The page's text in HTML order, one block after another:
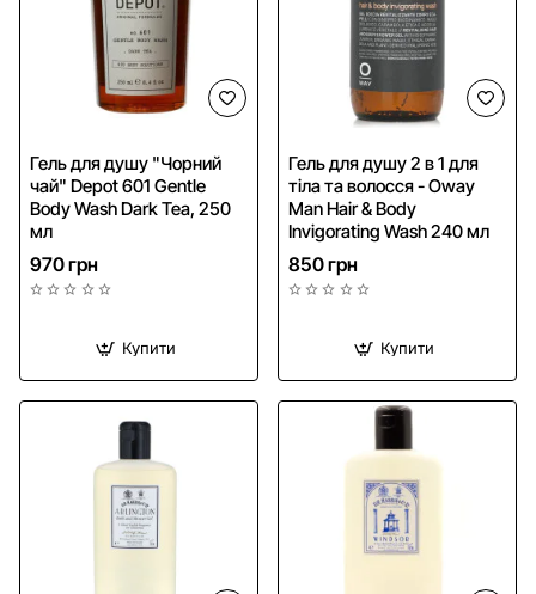
Гель для душу "Чорний
чай" Depot 601 Gentle
Body Wash Dark Tea, 250
мл
970 грн
Купити
Гель для душу 2 в 1 для
тіла та волосся - Oway
Man Hair & Body
Invigorating Wash 240 мл
850 грн
Купити